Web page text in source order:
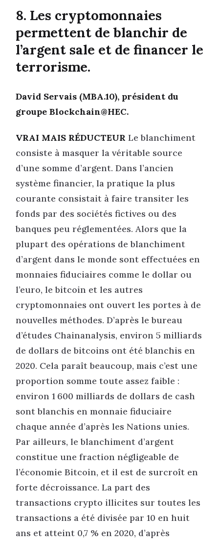
8. Les cryptomonnaies
permettent de blanchir de
l’argent sale et de financer le
terrorisme.
David Servais (MBA.10), président du
groupe Blockchain@HEC.
VRAI MAIS RÉDUCTEUR Le blanchiment
consiste à masquer la véritable source
d’une somme d’argent. Dans l’ancien
système financier, la pratique la plus
courante consistait à faire transiter les
fonds par des sociétés fictives ou des
banques peu réglementées. Alors que la
plupart des opérations de blanchiment
d’argent dans le monde sont effectuées en
monnaies fiduciaires comme le dollar ou
l’euro, le bitcoin et les autres
cryptomonnaies ont ouvert les portes à de
nouvelles méthodes. D’après le bureau
d’études Chainanalysis, environ 5 milliards
de dollars de bitcoins ont été blanchis en
2020. Cela paraît beaucoup, mais c’est une
proportion somme toute assez faible :
environ 1 600 milliards de dollars de cash
sont blanchis en monnaie fiduciaire
chaque année d’après les Nations unies.
Par ailleurs, le blanchiment d’argent
constitue une fraction négligeable de
l’économie Bitcoin, et il est de surcroît en
forte décroissance. La part des
transactions crypto illicites sur toutes les
transactions a été divisée par 10 en huit
ans et atteint 0,7 % en 2020, d’après